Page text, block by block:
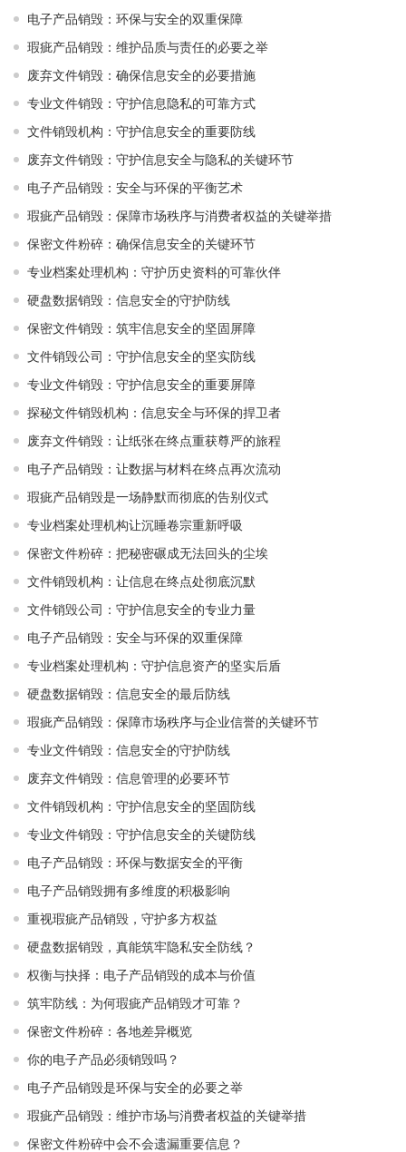
电子产品销毁：环保与安全的双重保障
瑕疵产品销毁：维护品质与责任的必要之举
废弃文件销毁：确保信息安全的必要措施
专业文件销毁：守护信息隐私的可靠方式
文件销毁机构：守护信息安全的重要防线
废弃文件销毁：守护信息安全与隐私的关键环节
电子产品销毁：安全与环保的平衡艺术
瑕疵产品销毁：保障市场秩序与消费者权益的关键举措
保密文件粉碎：确保信息安全的关键环节
专业档案处理机构：守护历史资料的可靠伙伴
硬盘数据销毁：信息安全的守护防线
保密文件销毁：筑牢信息安全的坚固屏障
文件销毁公司：守护信息安全的坚实防线
专业文件销毁：守护信息安全的重要屏障
探秘文件销毁机构：信息安全与环保的捍卫者
废弃文件销毁：让纸张在终点重获尊严的旅程
电子产品销毁：让数据与材料在终点再次流动
瑕疵产品销毁是一场静默而彻底的告别仪式
专业档案处理机构让沉睡卷宗重新呼吸
保密文件粉碎：把秘密碾成无法回头的尘埃
文件销毁机构：让信息在终点处彻底沉默
文件销毁公司：守护信息安全的专业力量
电子产品销毁：安全与环保的双重保障
专业档案处理机构：守护信息资产的坚实后盾
硬盘数据销毁：信息安全的最后防线
瑕疵产品销毁：保障市场秩序与企业信誉的关键环节
专业文件销毁：信息安全的守护防线
废弃文件销毁：信息管理的必要环节
文件销毁机构：守护信息安全的坚固防线
专业文件销毁：守护信息安全的关键防线
电子产品销毁：环保与数据安全的平衡
电子产品销毁拥有多维度的积极影响
重视瑕疵产品销毁，守护多方权益
硬盘数据销毁，真能筑牢隐私安全防线？
权衡与抉择：电子产品销毁的成本与价值
筑牢防线：为何瑕疵产品销毁才可靠？
保密文件粉碎：各地差异概览
你的电子产品必须销毁吗？
电子产品销毁是环保与安全的必要之举​ ​
瑕疵产品销毁：维护市场与消费者权益的关键举措​ ​
保密文件粉碎中会不会遗漏重要信息？